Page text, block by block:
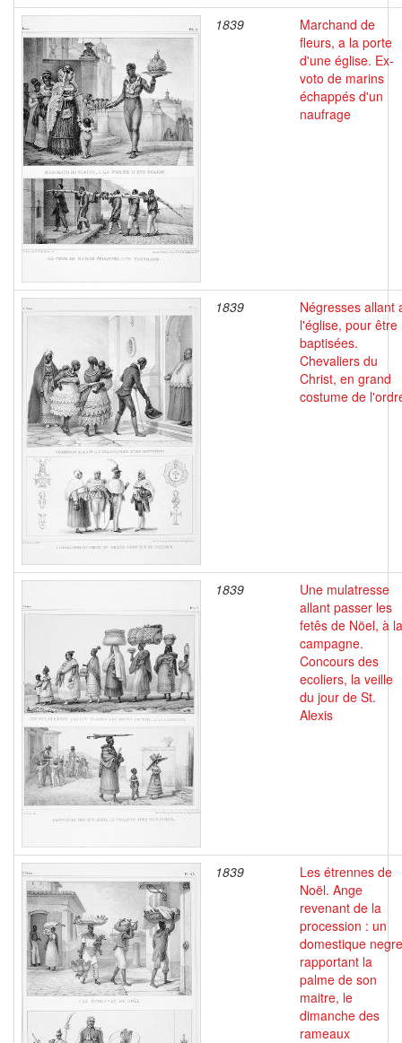
1839
Marchand de
fleurs, a la porte
d'une église. Ex-
voto de marins
échappés d'un
naufrage
1839
Négresses allant
l'église, pour être
baptisées.
Chevaliers du
Christ, en grand
costume de
1839
Une mulatresse
allant passer les
fetês de Nöel, à la
campagne.
Concours des
ecoliers, la veille
du jour de St.
Alexis
1839
Les étrennes de
Noël. Ange
revenant de la
procession : un
domestique negre
rapportant la
palme de son
maitre, le
dimanche des
rameaux